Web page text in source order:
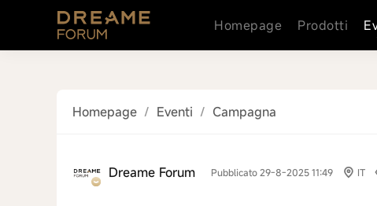
Homepage Prodotti
Homepage / Eventi / Campagna
Dreame Forum Pubblicato 29-8-2025 11:49 IT